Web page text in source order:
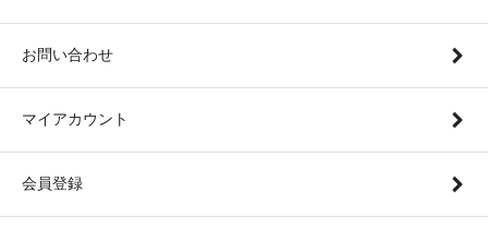
お問い合わせ
マイアカウント
会員登録